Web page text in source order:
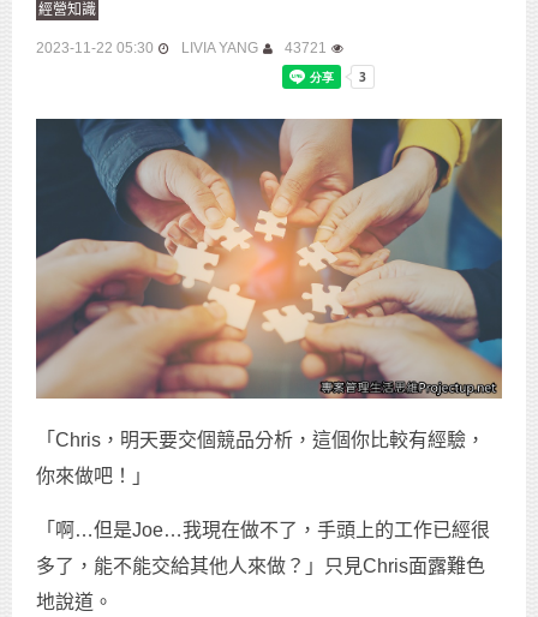
經營知識
2023-11-22 05:30 LIVIA YANG 43721
「Chris，明天要交個競品分析，這個你比較有經驗，
你來做吧！」
「啊…但是Joe…我現在做不了，手頭上的工作已經很
多了，能不能交給其他人來做？」只見Chris面露難色
地說道。